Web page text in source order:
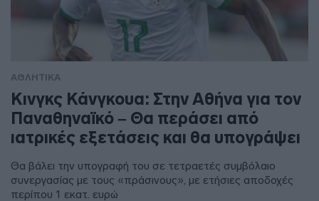
ΑΘΛΗΤΙΚΑ
Κινγκς Κάνγκουα: Στην Αθήνα για τον
Παναθηναϊκό – Θα περάσει από
ιατρικές εξετάσεις και θα υπογράψει
Θα βάλει την υπογραφή του σε τετραετές συμβόλαιο
συνεργασίας με τους «πράσινους», με ετήσιες αποδοχές
περίπου 1 εκατ. ευρώ